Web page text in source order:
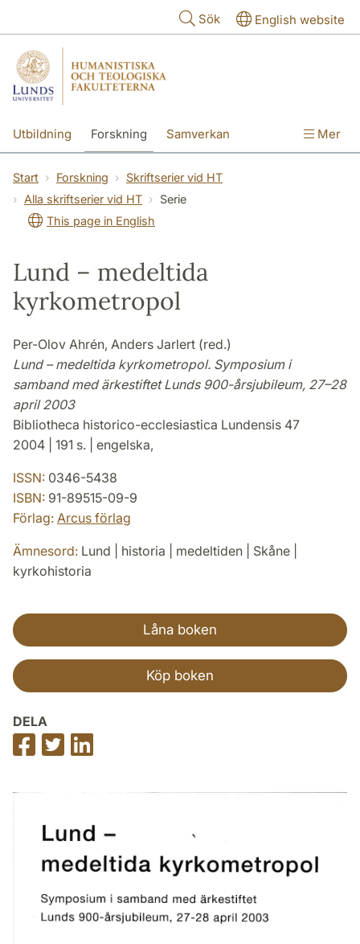
Sök English website
Utbildning Forskning Samverkan Mer
Start Forskning
Skriftserier vid HT
Alla skriftserier vid HT
Serie
This page in English
Lund – medeltida
kyrkometropol
Per-Olov Ahrén, Anders Jarlert (red.)
Lund – medeltida kyrkometropol. Symposium i
samband med ärkestiftet Lunds 900-årsjubileum, 27–28
april 2003
Bibliotheca historico-ecclesiastica Lundensis 47
2004 | 191 s. | engelska,
ISSN: 0346-5438
ISBN: 91-89515-09-9
Förlag: Arcus förlag
Ämnesord: Lund | historia | medeltiden | Skåne |
kyrkohistoria
Låna boken
Köp boken
DELA
Dela
på
Dela
på
på